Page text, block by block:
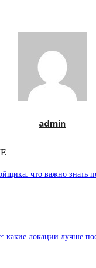
admin
что важно знать
какие локации лучше